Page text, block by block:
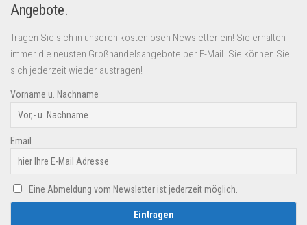
Angebote.
Tragen Sie sich in unseren kostenlosen Newsletter ein! Sie erhalten
immer die neusten Großhandelsangebote per E-Mail. Sie können Sie
sich jederzeit wieder austragen!
Vorname u. Nachname
Email
Eine Abmeldung vom Newsletter ist jederzeit möglich.